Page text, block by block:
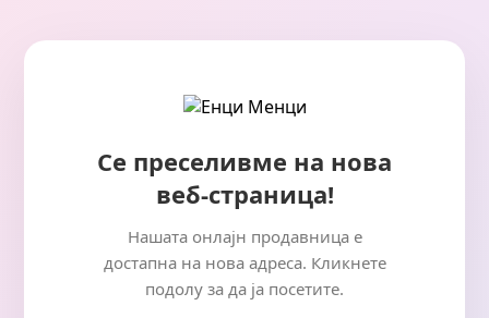
Се преселивме на нова
веб-страница!
Нашата онлајн продавница е
достапна на нова адреса. Кликнете
подолу за да ја посетите.